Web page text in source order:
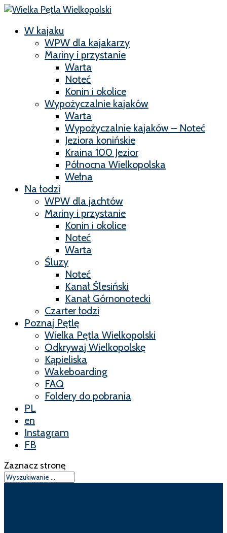
W kajaku
WPW dla kajakarzy
Mariny i przystanie
Warta
Noteć
Konin i okolice
Wypożyczalnie kajaków
Warta
Wypożyczalnie kajaków – Noteć
Jeziora konińskie
Kraina 100 Jezior
Północna Wielkopolska
Wełna
Na łodzi
WPW dla jachtów
Mariny i przystanie
Konin i okolice
Noteć
Warta
Śluzy
Noteć
Kanał Ślesiński
Kanał Górnonotecki
Czarter łodzi
Poznaj Pętlę
Wielka Pętla Wielkopolski
Odkrywaj Wielkopolskę
Kąpieliska
Wakeboarding
FAQ
Foldery do pobrania
PL
en
Instagram
FB
Zaznacz stronę